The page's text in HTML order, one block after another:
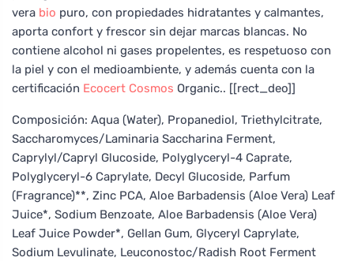
vera bio puro, con propiedades hidratantes y calmantes,
aporta confort y frescor sin dejar marcas blancas. No
contiene alcohol ni gases propelentes, es respetuoso con
la piel y con el medioambiente, y además cuenta con la
certificación Ecocert Cosmos Organic.. [[rect_deo]]
Composición: Aqua (Water), Propanediol, Triethylcitrate,
Saccharomyces/Laminaria Saccharina Ferment,
Caprylyl/Capryl Glucoside, Polyglyceryl-4 Caprate,
Polyglyceryl-6 Caprylate, Decyl Glucoside, Parfum
(Fragrance)**, Zinc PCA, Aloe Barbadensis (Aloe Vera) Leaf
Juice*, Sodium Benzoate, Aloe Barbadensis (Aloe Vera)
Leaf Juice Powder*, Gellan Gum, Glyceryl Caprylate,
Sodium Levulinate, Leuconostoc/Radish Root Ferment